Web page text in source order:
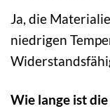
Ja, die
niedrigen
Wie lange ist